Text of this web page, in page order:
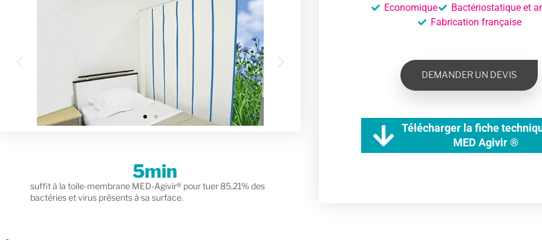
suffit à la toile-membrane MED-Agivir® pour tuer 85,21% des
bactéries et virus présents à sa surface.
5min
Economique
Bactériostatique et
Fabrication française
DEMANDER UN DEVIS
Télécharger la fiche
MED Agivir ®